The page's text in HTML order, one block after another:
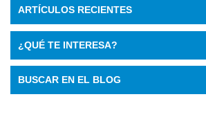
ARTÍCULOS RECIENTES
¿QUÉ TE INTERESA?
BUSCAR EN EL BLOG